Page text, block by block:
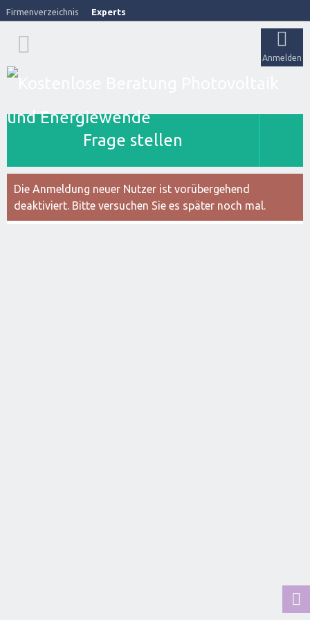
Firmenverzeichnis Experts
Anmelden
Frage stellen
Die Anmeldung neuer Nutzer ist vorübergehend
deaktiviert. Bitte versuchen Sie es später noch mal.